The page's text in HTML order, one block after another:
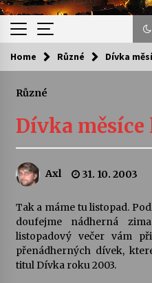
Kam za
Sukuba
4. 8. 2026
Vernisáž
kapkou
Veselí
30. 7. 2026
Home Různé Dívka
Různé
Dívka
Axl 31. 10. 2003
Tak a máme tu listopad.
doufejme nádherná
listopadový večer vám
přenádherných dívek,
titul Dívka roku 2003.